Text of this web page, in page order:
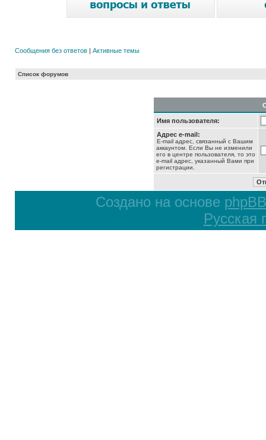
Сообщения без ответов | Активные темы
Список форумов
Имя пользователя:
Адрес e-mail:
E-mail адрес, связанный с Вашим
аккаунтом. Если Вы не изменили
его в центре пользователя, то это
e-mail адрес, указанный Вами при
регистрации.
Создано на основе phpBB
Русская